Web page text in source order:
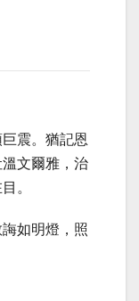
震。猶記恩
文爾雅，治
。
如明燈，照